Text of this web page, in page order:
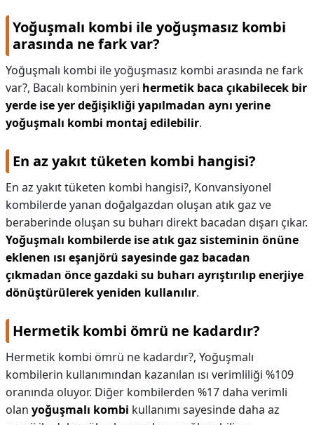
Yoğuşmalı kombi ile yoğuşmasız kombi
arasında ne fark var?
Yoğuşmalı kombi ile yoğuşmasız kombi arasında ne fark
var?, Bacalı kombinin yeri hermetik baca çıkabilecek bir
yerde ise yer değişikliği yapılmadan aynı yerine
yoğuşmalı kombi montaj edilebilir.
En az yakıt tüketen kombi hangisi?
En az yakıt tüketen kombi hangisi?, Konvansiyonel
kombilerde yanan doğalgazdan oluşan atık gaz ve
beraberinde oluşan su buharı direkt bacadan dışarı çıkar.
Yoğuşmalı kombilerde ise atık gaz sisteminin önüne
eklenen ısı eşanjörü sayesinde gaz bacadan
çıkmadan önce gazdaki su buharı ayrıştırılıp enerjiye
dönüştürülerek yeniden kullanılır.
Hermetik kombi ömrü ne kadardır?
Hermetik kombi ömrü ne kadardır?, Yoğuşmalı
kombilerin kullanımından kazanılan ısı verimliliği %109
oranında oluyor. Diğer kombilerden %17 daha verimli
olan yoğuşmalı kombi kullanımı sayesinde daha az